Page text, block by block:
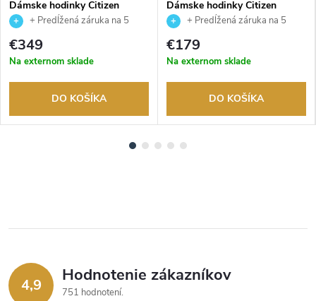
Dámske hodinky Citizen
EM1132-88H
+ Predĺžená záruka na 5
rokov. Až 100 dní na vrátenie
tovaru. Autorizovaný predajca.
€349
Na externom sklade
DO KOŠÍKA
Dámske hodinky Citizen
EM0506-77A
+ Predĺžená záruka na 5
rokov. Až 100 dní na vrátenie
tovaru. Autorizovaný predajca.
€179
Na externom sklade
DO KOŠÍKA
4,9 Hodnotenie zákazníkov
751 hodnotení